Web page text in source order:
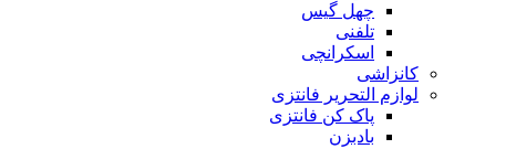
چهل گیس
تلفنی
اسکرانچی
کانزاشی
لوازم التحریر فانتزی
پاک کن فانتزی
بادبزن